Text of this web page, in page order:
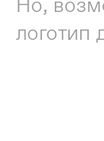
логотип